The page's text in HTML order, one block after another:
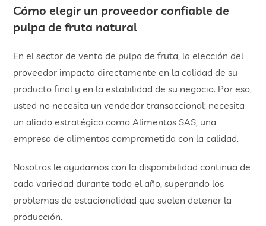
Cómo elegir un proveedor confiable de
pulpa de fruta natural
En el sector de venta de pulpa de fruta, la elección del
proveedor impacta directamente en la calidad de su
producto final y en la estabilidad de su negocio. Por eso,
usted no necesita un vendedor transaccional; necesita
un aliado estratégico como Alimentos SAS, una
empresa de alimentos comprometida con la calidad.
Nosotros le ayudamos con la disponibilidad continua de
cada variedad durante todo el año, superando los
problemas de estacionalidad que suelen detener la
producción.